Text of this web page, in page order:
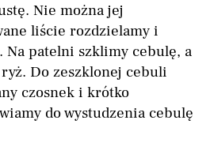
Nie można jej
liście rozdzielamy i
Na patelni szklimy cebulę, a
Do zeszklonej cebuli
czosnek i krótko
do wystudzenia cebulę